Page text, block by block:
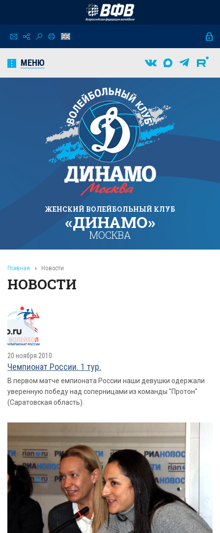
МЕНЮ
ЖЕНСКИЙ ВОЛЕЙБОЛЬНЫЙ КЛУБ
«ДИНАМО»
МОСКВА
Главная » Новости
НОВОСТИ
20 ноября 2010
Чемпионат России. 1 тур.
В первом матче емпионата России наши девушки одержали
уверенную победу над соперницами из команды "Протон"
(Саратовская область).